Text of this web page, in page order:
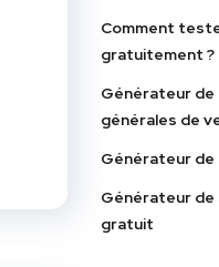
Comment
gratuitement ?
Générateur de
générales de
Générateur de
Générateur de
gratuit